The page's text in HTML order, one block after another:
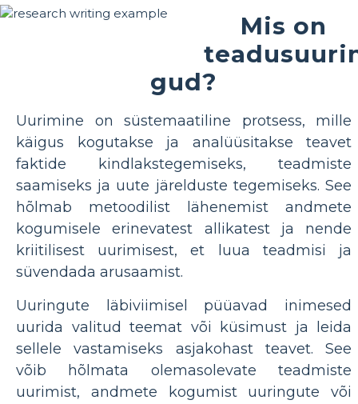
Mis on
gud?
Uurimine on süstemaatiline protsess, mille
käigus kogutakse ja analüüsitakse teavet
faktide kindlakstegemiseks, teadmiste
saamiseks ja uute järelduste tegemiseks. See
hõlmab metoodilist lähenemist andmete
kogumisele erinevatest allikatest ja nende
kriitilisest uurimisest, et luua teadmisi ja
süvendada arusaamist.
Uuringute läbiviimisel püüavad inimesed
uurida valitud teemat või küsimust ja leida
sellele vastamiseks asjakohast teavet. See
võib hõlmata olemasolevate teadmiste
uurimist, andmete kogumist uuringute või